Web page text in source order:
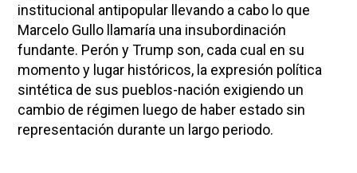
institucional antipopular llevando a cabo lo que
Marcelo Gullo llamaría una insubordinación
fundante. Perón y Trump son, cada cual en su
momento y lugar históricos, la expresión política
sintética de sus pueblos-nación exigiendo un
cambio de régimen luego de haber estado sin
representación durante un largo periodo.